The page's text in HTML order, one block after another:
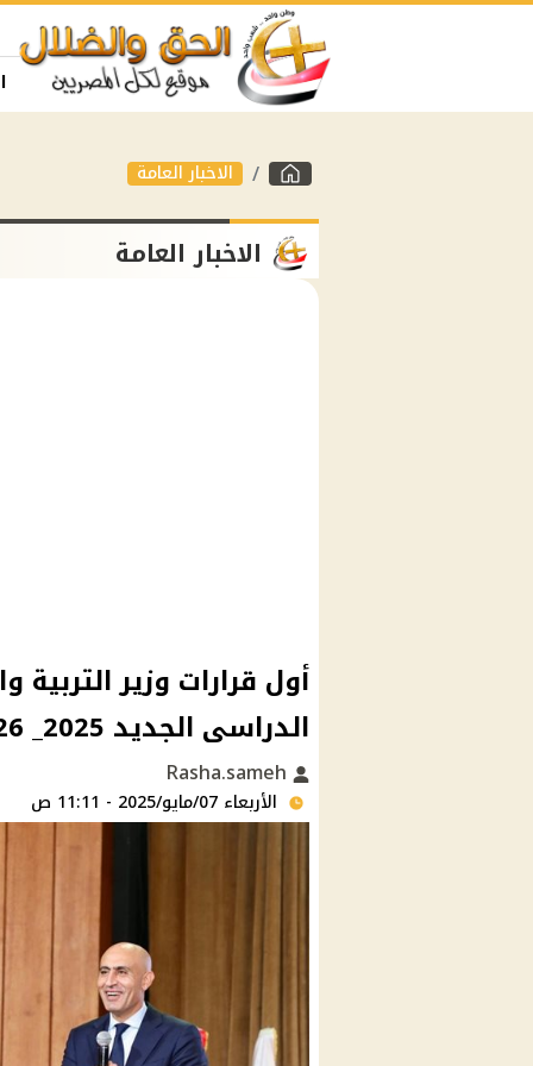
الاخبار العامة
الاخبار العامة
أول قرارات وزير
الدراسى الجديد 2025_ 2026
الأربعاء 07/مايو/2025 - 11:11 ص